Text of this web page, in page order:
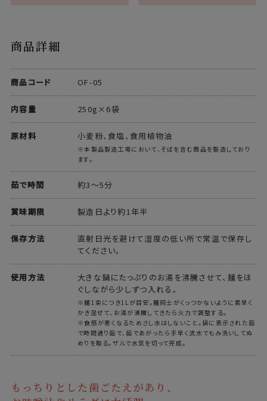
商品詳細
商品コード OF-05
内容量 250g×6袋
原材料 小麦粉、食塩、食用植物油
※本製品製造工場において、そばを含む商品を製造しており
ます。
茹で時間 約3～5分
賞味期限 製造日より約1年半
保存方法
直射日光を避けて湿度の低い所で常温で保存し
てください。
使用方法
大きな鍋にたっぷりのお湯を沸騰させて、麺をほ
ぐしながら少しずつ入れる。
※麺1束につき1Lが目安。麺同士がくっつかないように素早く
かき混ぜて、お湯が沸騰してきたら火力で調整する。
※食感が悪くなるためさし水はしないこと。袋に表示された茹
で時間通り茹で、茹であがったら手早く流水でもみ洗いしてぬ
めりを取る。ザルで水気を切って完成。
もっちりとした歯ごたえがあり、